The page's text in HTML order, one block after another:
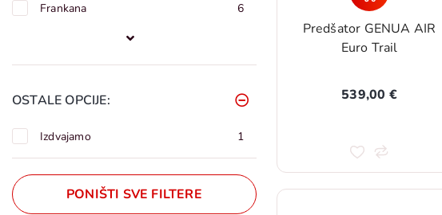
Frankana
6
OSTALE OPCIJE:
Izdvajamo 1
PONIŠTI SVE FILTERE
Predšator GENUA AIR
Euro Trail
539,00 €